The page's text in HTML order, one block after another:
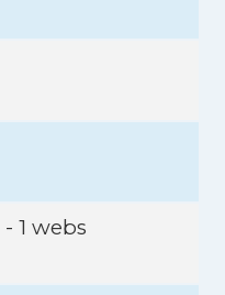
- 1 webs